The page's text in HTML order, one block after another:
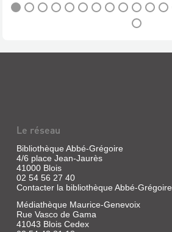
POLAR
...
Livre
|
Sarrot,
Jean-
Christophe
|
Nouveau
Le réseau
Bibliothèque Abbé-Grégoire
4/6 place Jean-Jaurès
41000 Blois
02 54 56 27 40
Contacter la bibliothèque Abbé-Grégoire
Médiathèque Maurice-Genevoix
Rue Vasco de Gama
41043 Blois Cedex